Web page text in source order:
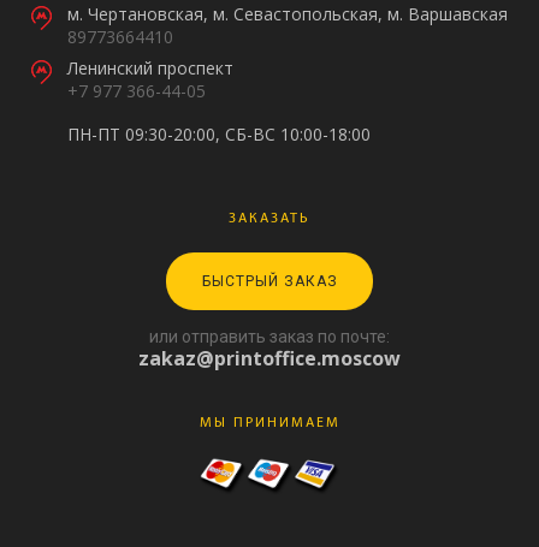
м. Чертановская, м. Севастопольская, м. Варшавская
89773664410
Ленинский проспект
+7 977 366-44-05
ПН-ПТ 09:30-20:00, СБ-ВС 10:00-18:00
ЗАКАЗАТЬ
БЫСТРЫЙ ЗАКАЗ
или отправить заказ по почте:
zakaz@printoffice.moscow
МЫ ПРИНИМАЕМ